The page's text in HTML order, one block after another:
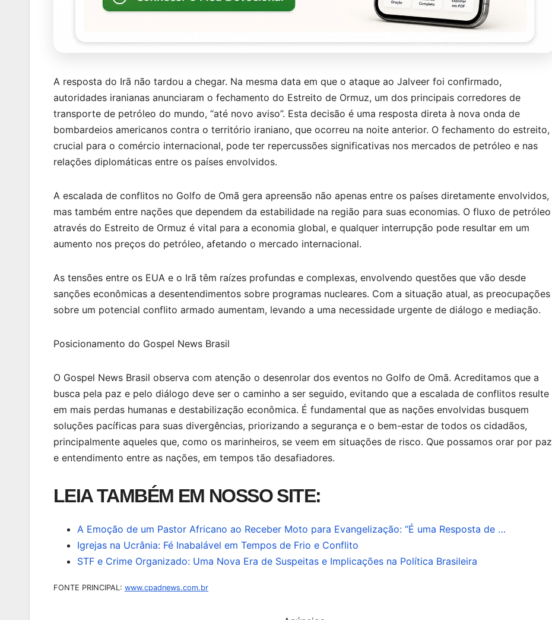
A resposta do Irã não tardou a chegar. Na mesma data em que o ataque ao Jalveer foi confirmado,
autoridades iranianas anunciaram o fechamento do Estreito de Ormuz, um dos principais corredores de
transporte de petróleo do mundo, “até novo aviso”. Esta decisão é uma resposta direta à nova onda de
bombardeios americanos contra o território iraniano, que ocorreu na noite anterior. O fechamento do estreito,
crucial para o comércio internacional, pode ter repercussões significativas nos mercados de petróleo e nas
relações diplomáticas entre os países envolvidos.
A escalada de conflitos no Golfo de Omã gera apreensão não apenas entre os países diretamente envolvidos,
mas também entre nações que dependem da estabilidade na região para suas economias. O fluxo de petróleo
através do Estreito de Ormuz é vital para a economia global, e qualquer interrupção pode resultar em um
aumento nos preços do petróleo, afetando o mercado internacional.
As tensões entre os EUA e o Irã têm raízes profundas e complexas, envolvendo questões que vão desde
sanções econômicas a desentendimentos sobre programas nucleares. Com a situação atual, as preocupações
sobre um potencial conflito armado aumentam, levando a uma necessidade urgente de diálogo e mediação.
Posicionamento do Gospel News Brasil
O Gospel News Brasil observa com atenção o desenrolar dos eventos no Golfo de Omã. Acreditamos que a
busca pela paz e pelo diálogo deve ser o caminho a ser seguido, evitando que a escalada de conflitos resulte
em mais perdas humanas e destabilização econômica. É fundamental que as nações envolvidas busquem
soluções pacíficas para suas divergências, priorizando a segurança e o bem-estar de todos os cidadãos,
principalmente aqueles que, como os marinheiros, se veem em situações de risco. Que possamos orar por paz
e entendimento entre as nações, em tempos tão desafiadores.
LEIA TAMBÉM EM NOSSO SITE:
A Emoção de um Pastor Africano ao Receber Moto para Evangelização: “É uma Resposta de …
Igrejas na Ucrânia: Fé Inabalável em Tempos de Frio e Conflito
STF e Crime Organizado: Uma Nova Era de Suspeitas e Implicações na Política Brasileira
FONTE PRINCIPAL: www.cpadnews.com.br